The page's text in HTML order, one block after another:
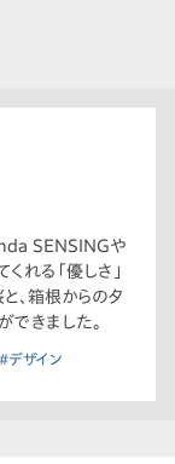
SENSINGや
れる「優しさ」
、箱根からの夕
できました。
#デザイン